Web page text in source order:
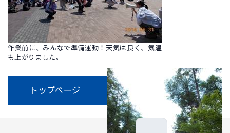
作業前に、みんなで準備運動！天気は良く、気温
も上がりました。
トップページ